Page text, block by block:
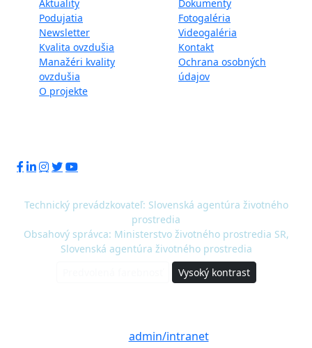
Aktuality
Podujatia
Newsletter
Kvalita ovzdušia
Manažéri kvality
ovzdušia
O projekte
Dokumenty
Fotogaléria
Videogaléria
Kontakt
Ochrana osobných
údajov
Technický prevádzkovateľ: Slovenská agentúra životného
prostredia
Obsahový správca: Ministerstvo životného prostredia SR,
Slovenská agentúra životného prostredia
Vysoký kontrast
admin/intranet